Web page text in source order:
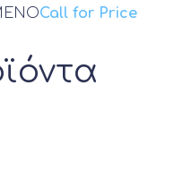
Call for Price